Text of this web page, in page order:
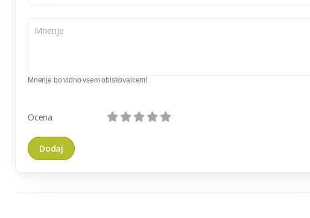
Mnenje bo vidno vsem obiskovalcem!
Ocena